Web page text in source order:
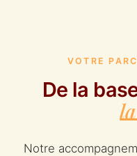
VOTRE
De la
Notre